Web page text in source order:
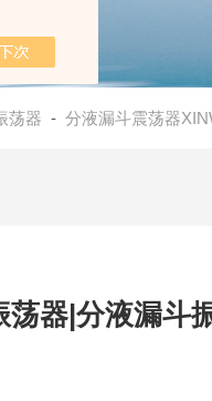
荡器 - 分液漏斗震荡器
器|分液漏斗